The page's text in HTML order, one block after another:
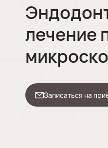
лечение
Записаться на